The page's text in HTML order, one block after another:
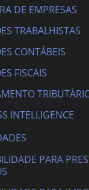
DE EMPRESAS
TRABALHISTAS
CONTÁBEIS
FISCAIS
INTELLIGENCE
PARA